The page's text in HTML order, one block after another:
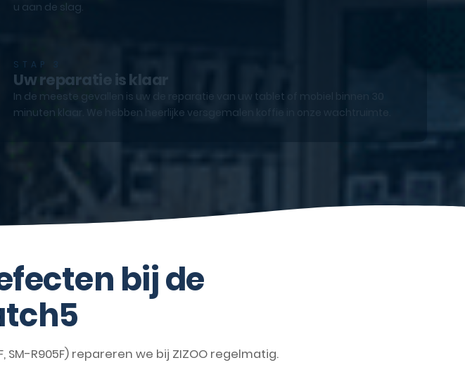
u aan de slag.
STAP 3
Uw reparatie is klaar
In de meeste gevallen is uw de reparatie van uw tablet of mobiel binnen 30
minuten klaar. We hebben heerlijke versgemalen koffie in onze wachtruimte.
bij de
SM-R905F) repareren we bij ZIZOO regelmatig.